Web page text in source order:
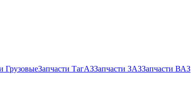
ГрузовыеЗапчасти ТагАЗЗапчасти ЗАЗЗапчасти ВАЗ